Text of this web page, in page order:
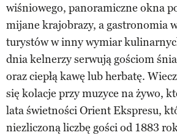
wiśniowego, panoramiczne okna
mijane krajobrazy, a gastronomia
turystów w inny wymiar
dnia kelnerzy serwują gościom
oraz ciepłą kawę lub herbatę.
się kolacje przy muzyce na żywo,
lata świetności Orient Ekspresu,
niezliczoną liczbę gości od 1883